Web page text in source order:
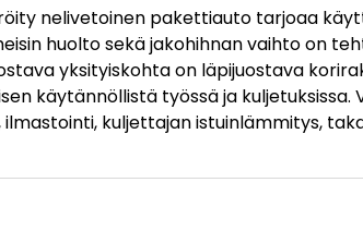
nelivetoinen pakettiauto tarjoaa
huolto sekä jakohihnan vaihto on
yksityiskohta on läpijuostava
käytännöllistä työssä ja kuljetuksissa.
kuljettajan istuinlämmitys,